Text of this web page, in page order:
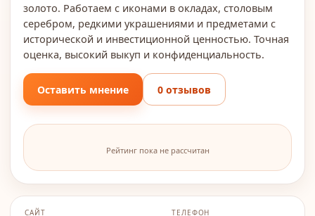
золото. Работаем с иконами в окладах, столовым
серебром, редкими украшениями и предметами с
исторической и инвестиционной ценностью. Точная
оценка, высокий выкуп и конфиденциальность.
Оставить мнение 0 отзывов
Рейтинг пока не рассчитан
САЙТ ТЕЛЕФОН